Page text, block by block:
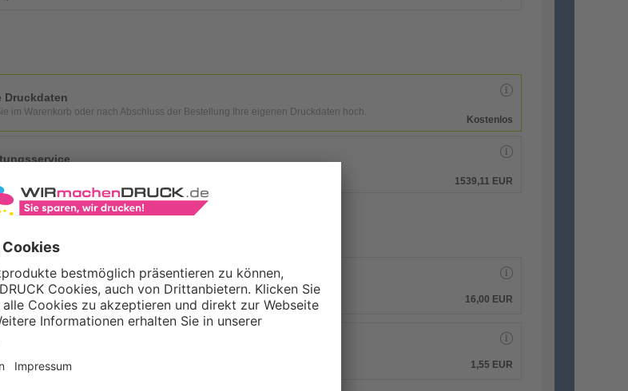
Druckdaten
im Warenkorb oder nach Abschluss der Bestellung Ihre eigenen Druckdaten hoch.
Kostenlos
1539,11 EUR
(von Experten empf.)
16,00 EUR
1,55 EUR